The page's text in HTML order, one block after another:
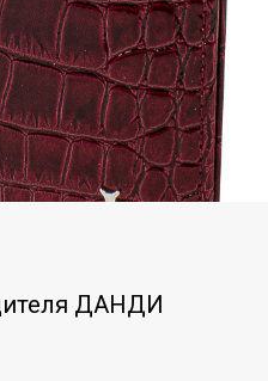
ДАНДИ